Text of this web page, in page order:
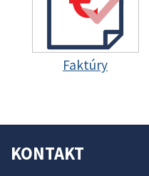
Faktúry
KONTAKT